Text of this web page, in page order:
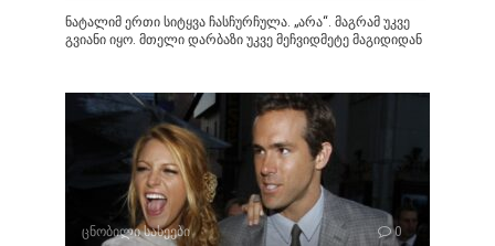
ნატალიმ ერთი სიტყვა ჩასჩურჩულა. „არა“. მაგრამ უკვე
გვიანი იყო. მთელი დარბაზი უკვე მეჩვიდმეტე მაგიდიდან
ცნობილი სახეები 0